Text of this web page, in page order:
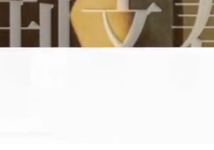
た日本代表監督に...